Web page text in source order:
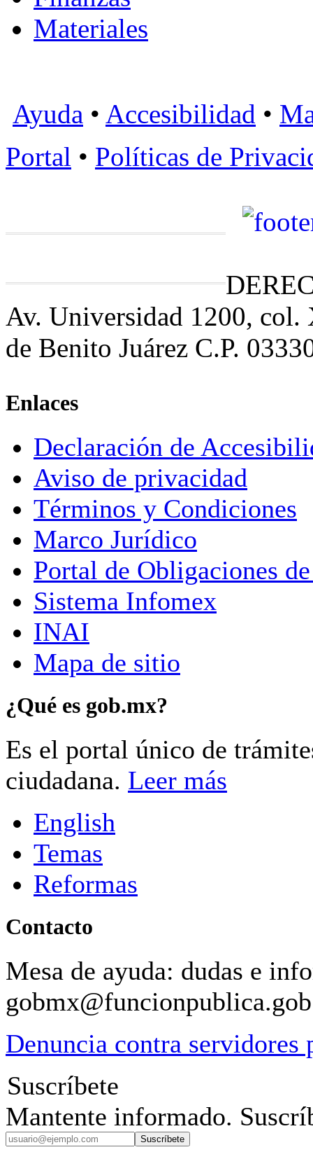
Materiales
Ayuda • Accesibilidad •
Portal • Políticas de
Av. Universidad 1200,
de Benito Juárez C.P.
Enlaces
Declaración de
Aviso de privacidad
Términos y Condiciones
Marco Jurídico
Portal de Obligaciones
Sistema Infomex
INAI
Mapa de sitio
¿Qué es gob.mx?
Es el portal único de
ciudadana. Leer más
English
Temas
Reformas
Contacto
Mesa de ayuda: dudas e
Denuncia contra servidores
Suscríbete
Mantente informado.
Suscríbete